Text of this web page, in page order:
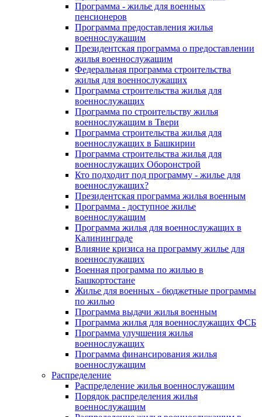
Программа - жилье для военных
пенсионеров
Программа предоставления жилья
военнослужащим
Президентская программа о предоставлении
жилья военнослужащим
Федеральная программа строительства
жилья для военнослужащих
Программа строительства жилья для
военнослужащих
Программа по строительству жилья
военнослужащим в Твери
Программа строительства жилья для
военнослужащих в Башкирии
Программа строительства жилья для
военнослужащих Оборонстрой
Кто подходит под программу - жилье для
военнослужащих?
Президентская программа жилья военным
Программа - доступное жилье
военнослужащим
Программа жилья для военнослужащих в
Калининграде
Влияние кризиса на программу жилье для
военнослужащих
Военная программа по жилью в
Башкортостане
Жилье для военных - бюджетные программы
по жилью
Программа выдачи жилья военным
Программа жилья для военнослужащих ФСБ
Программа улучшения жилья
военнослужащих
Программа финансирования жилья
военнослужащим
Распределение
Распределение жилья военнослужащим
Порядок распределения жилья
военнослужащим